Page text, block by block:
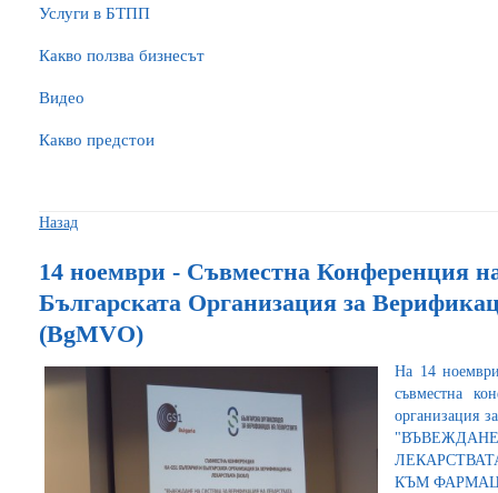
Услуги в БТПП
Какво ползва бизнесът
Видео
Какво предстои
Назад
14 ноември - Съвместна Конференция
Българската Организация за
(BgMVO)
На 14
съвместна
организация
КЪМ